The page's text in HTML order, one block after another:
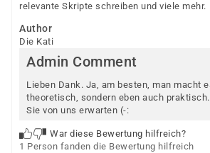
relevante Skripte schreiben und viele mehr.
Author
Die Kati
Admin Comment
Lieben Dank. Ja, am besten, man macht
theoretisch, sondern eben auch
Sie von uns erwarten (-:
War diese Bewertung hilfreich?
1 Person fanden die Bewertung hilfreich